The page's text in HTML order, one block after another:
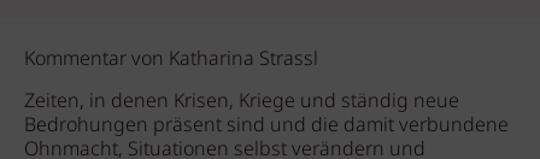
Kommentar von Katharina Strassl
Zeiten, in denen Krisen, Kriege und ständig neue
Bedrohungen präsent sind und die damit verbundene
Ohnmacht, Situationen selbst verändern und